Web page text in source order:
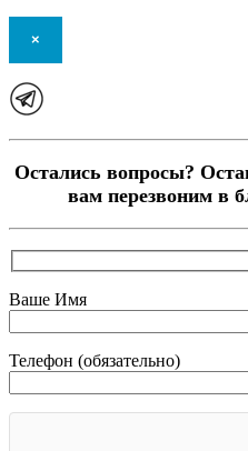
×
Остались вопросы?
вам перезвоним в
Ваше Имя
Телефон (обязательно)